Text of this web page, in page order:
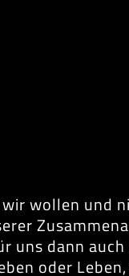
wollen und
uns dann
oder